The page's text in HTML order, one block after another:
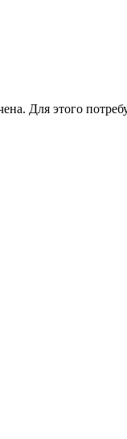
Для этого